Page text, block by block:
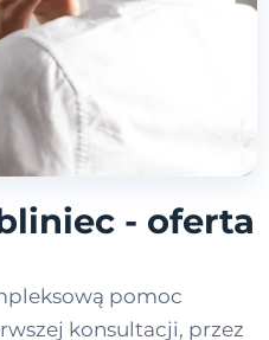
- oferta
pomoc
konsultacji, przez